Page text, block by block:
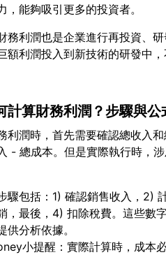
務利潤也是企業進行再投資、
額利潤投入到新技術的研發中
計算財務利潤？步驟與公
利潤時，首先需要確認總收入
- 總成本。但是實際執行時，
驟包括：1) 確認銷售收入，2)
，最後，4) 扣除稅費。這些數
供分析依據。